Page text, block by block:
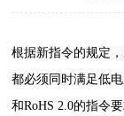
根据新指令的规定
都必须同时满足低
和RoHS 2.0的指令